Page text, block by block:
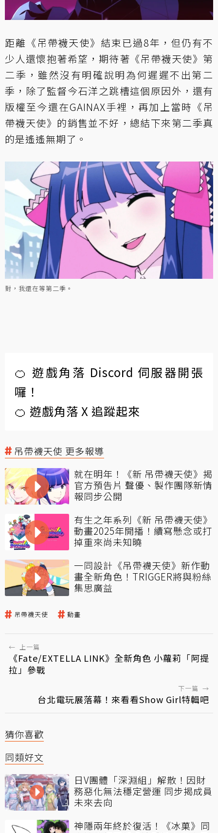
距離《吊帶襪天使》結束已過8年，但仍有不
少人還懷抱著希望，期待著《吊帶襪天使》第
二季，雖然沒有明確說明為何遲遲不出第二
季，除了監督今石洋之跳槽這個原因外，還有
版權至今還在GAINAX手裡，再加上當時《吊
帶襪天使》的銷售並不好，總結下來第二季真
的是遙遙無期了。
對，我還在等第二季。
🍊 遊戲角落 Discord 伺服器開張
囉！
🍊 遊戲角落 X 追蹤起來
吊帶襪天使 更多報導
就在明年！《新 吊帶襪天使》揭
官方預告片 聲優、製作團隊新情
報同步公開
有生之年系列《新 吊帶襪天使》
動畫2025年開播！續寫懸念或打
掉重來尚未知曉
一同設計《吊帶襪天使》新作動
畫全新角色！TRIGGER將與粉絲
集思廣益
吊帶襪天使 動畫
← 上一篇
《Fate/EXTELLA LINK》全新角色 小蘿莉「阿提
拉」參戰
下一篇 →
台北電玩展落幕！來看看Show Girl特輯吧
猜你喜歡
同類好文
日V團體「深淵組」解散！因財
務惡化無法穩定營運 同步揭成員
未來去向
神隱兩年終於復活！《冰菓》同